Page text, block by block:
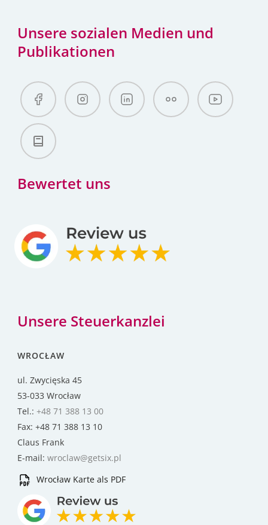
Unsere sozialen Medien und
Publikationen
Bewertet uns
Unsere Steuerkanzlei
WROCŁAW
ul. Zwycięska 45
53-033 Wrocław
Tel.: +48 71 388 13 00
Fax: +48 71 388 13 10
Claus Frank
E-mail: wroclaw@getsix.pl
Wrocław Karte als PDF